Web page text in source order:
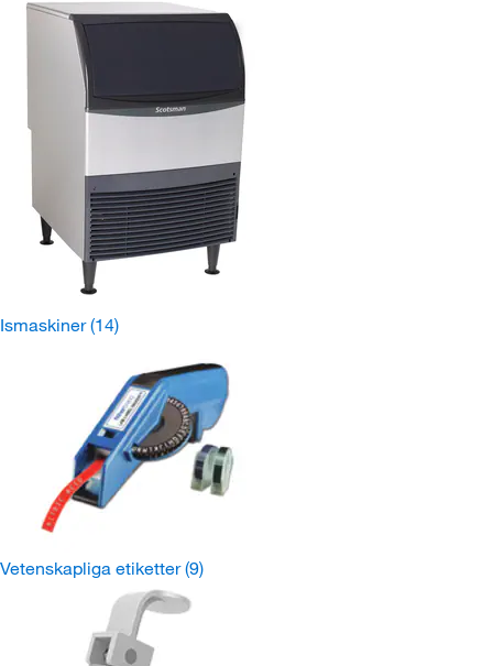
Ismaskiner(14)
Vetenskapliga etiketter(9)